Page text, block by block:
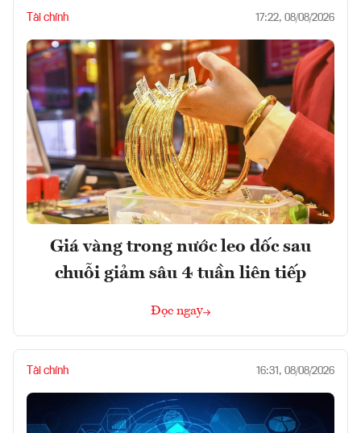
Tài chính 17:22, 08/08/2026
Giá vàng trong nước leo dốc sau
chuỗi giảm sâu 4 tuần liên tiếp
Đọc ngay
Tài chính 16:31, 08/08/2026